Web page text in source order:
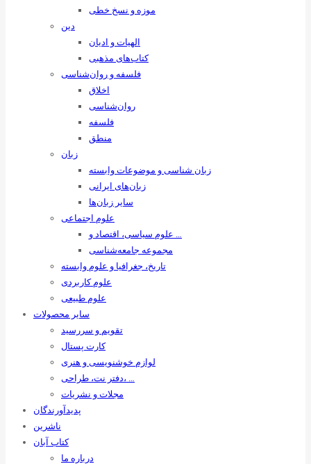
موزه و نسخ خطی
دین
الهیات و ادیان
کتاب‌های مذهبی
فلسفه و روان‌شناسی
اخلاق
روان‌شناسی
فلسفه
منطق
زبان
زبان ‌شناسی و موضوعات وابسته
زبان‌های ایرانی
سایر زبان‌ها
علوم اجتماعی
علوم سیاسی، اقتصاد و …
مجموعه جامعه‌شناسی
تاریخ، جغرافیا و علوم وابسته
علوم کاربردی
علوم طبیعی
سایر محصولات
تقویم و سررسید
کارت پستال
لوازم خوشنویسی و هنری
دفتر نت، طراحی، …
مجلات و نشریات
پدیدآورندگان
ناشرین
کتاب آبان
درباره ما